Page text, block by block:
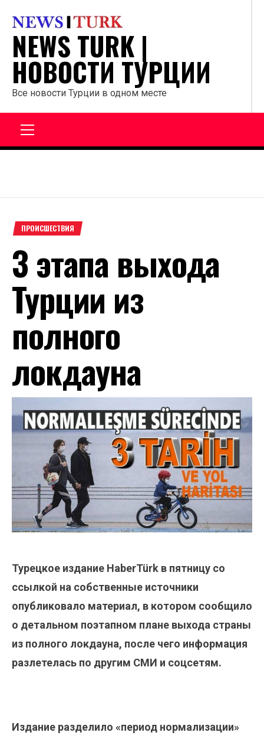
содержанию
NEWS TURK |
НОВОСТИ ТУРЦИИ
Все новости Турции в одном месте
ПРОИСШЕСТВИЯ
3 этапа выхода
Турции из
полного
локдауна
Турецкое издание HaberTürk в пятницу со
ссылкой на собственные источники
опубликовало материал, в котором сообщило
о детальном поэтапном плане выхода страны
из полного локдауна, после чего информация
разлетелась по другим СМИ и соцсетям.
Издание разделило «период нормализации»